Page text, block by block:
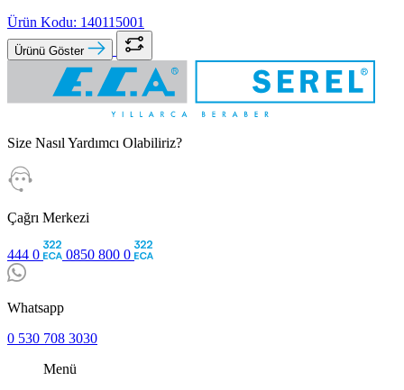
Ürün Kodu: 140115001
Ürünü Göster
Size Nasıl Yardımcı Olabiliriz?
Çağrı Merkezi
444 0 0850 800 0
Whatsapp
0 530 708 3030
Menü